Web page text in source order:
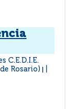
C.E.D.I.E.
Rosario)